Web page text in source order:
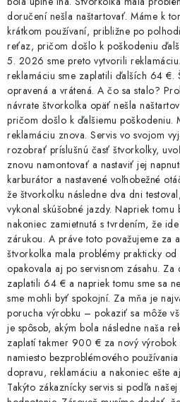
doručení nešla naštartovať. Máme k
krátkom používaní, približne po
reťaz, pričom došlo k poškodeniu
5. 2026 sme preto vytvorili
reklamáciu sme zaplatili ďalších 64 €.
opravená a vrátená. A čo sa stalo?
návrate štvorkolka opäť nešla
pričom došlo k ďalšiemu poškodeniu.
reklamáciu znova. Servis vo svojom
rozobrať príslušnú časť štvorkolky,
znovu namontovať a nastaviť jej
karburátor a nastavené voľnobežné
že štvorkolku následne dva dni
vykonal skúšobné jazdy. Napriek tomu
nakoniec zamietnutá s tvrdením, že
zárukou. A práve toto považujeme za
štvorkolka mala problémy prakticky od
opakovala aj po servisnom zásahu.
zaplatili 64 € a napriek tomu sme sa
sme mohli byť spokojní. Za mňa je
porucha výrobku – pokaziť sa môže
je spôsob, akým bola následne naša
zaplatí takmer 900 € za nový výrobok
namiesto bezproblémového
dopravu, reklamáciu a nakoniec ešte
Takýto zákaznícky servis si podľa